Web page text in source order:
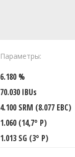
Параметры:
6.180 %
70.030 IBUs
4.100 SRM (8.077 EBC)
1.060 (14,7° P)
1.013 SG (3° P)